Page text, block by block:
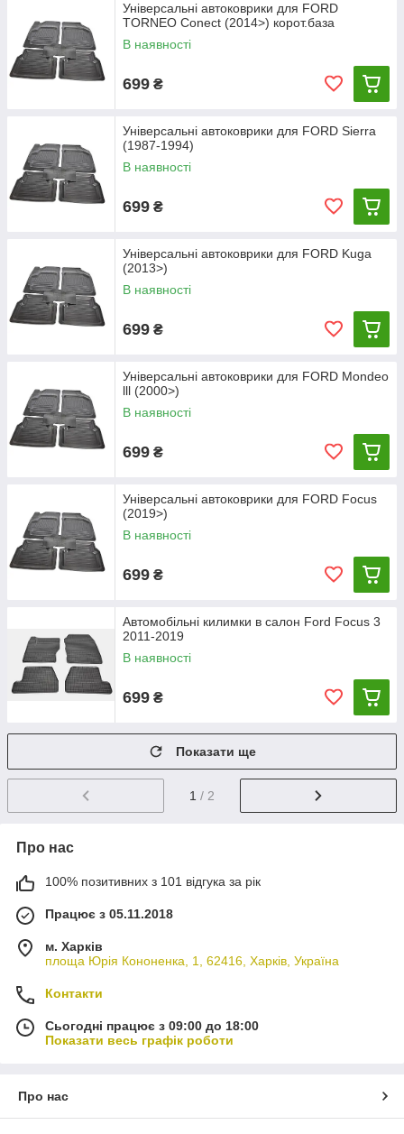
Універсальні автоковрики для FORD
TORNEO Conect (2014>) корот.база
В наявності
699 ₴
Універсальні автоковрики для FORD Sierra
(1987-1994)
В наявності
699 ₴
Універсальні автоковрики для FORD Kuga
(2013>)
В наявності
699 ₴
Універсальні автоковрики для FORD Mondeo
lll (2000>)
В наявності
699 ₴
Універсальні автоковрики для FORD Focus
(2019>)
В наявності
699 ₴
Автомобільні килимки в салон Ford Focus 3
2011-2019
В наявності
699 ₴
Показати ще
1 / 2
Про нас
100% позитивних з 101 відгука за рік
Працює з 05.11.2018
м. Харків
площа Юрія Кононенка, 1, 62416, Харків, Україна
Контакти
Сьогодні працює з 09:00 до 18:00
Показати весь графік роботи
Про нас